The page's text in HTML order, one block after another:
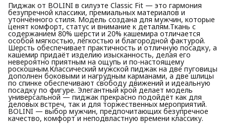
Пиджак от BOLINI в силуэте Classic Fit — это гармония
безупречной классики, премиальных материалов и
утончённого стиля. Модель создана для мужчин, которые
ценят комфорт, статус и внимание к деталям.Ткань с
содержанием 80% шерсти и 20% кашемира отличается
особой мягкостью, лёгкостью и благородной фактурой.
Шерсть обеспечивает практичность и отличную посадку, а
кашемир придаёт изделию изысканность, делая его
невероятно приятным на ощупь и по-настоящему
роскошным.Классический мужской пиджак на две пуговицы
дополнен боковыми и нагрудным карманами, а две шлицы
по спинке обеспечивают свободу движений и идеальную
посадку по фигуре. Элегантный крой делает модель
универсальной — пиджак прекрасно подойдёт как для
деловых встреч, так и для торжественных мероприятий.
BOLINI — выбор мужчин, предпочитающих безупречное
качество, комфорт и неподвластную времени классику.